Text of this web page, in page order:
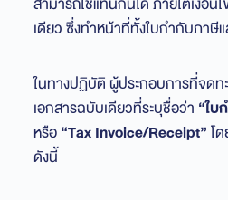
เดียว ซึ่งทำหน้าที่ทั้งใบกำกับภาษี
ในทางปฏิบัติ ผู้ประกอบการที่จดท
เอกสารฉบับเดียวที่ระบุชื่อว่า “ใบ
หรือ“Tax Invoice/Receipt”โ
ดังนี้